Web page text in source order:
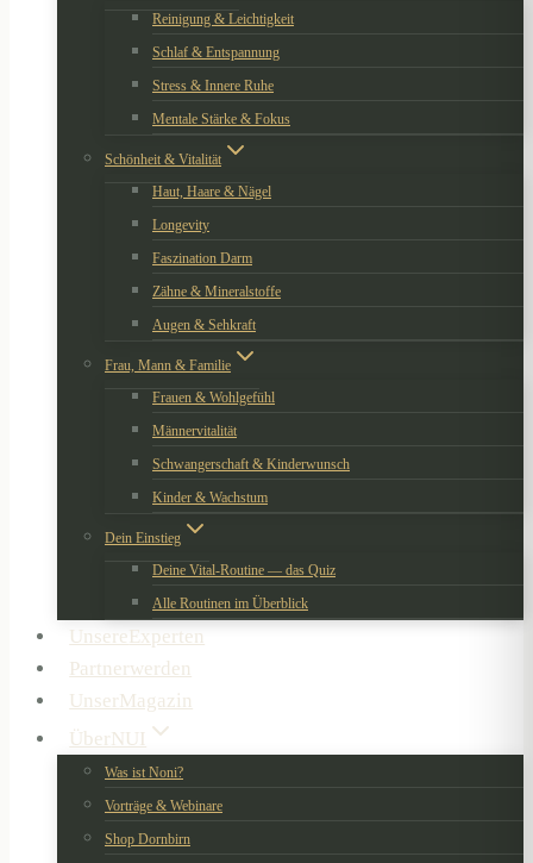
Reinigung & Leichtigkeit
Schlaf & Entspannung
Stress & Innere Ruhe
Mentale Stärke & Fokus
Schönheit & Vitalität
Haut, Haare & Nägel
Longevity
Faszination Darm
Zähne & Mineralstoffe
Augen & Sehkraft
Frau, Mann & Familie
Frauen & Wohlgefühl
Männervitalität
Schwangerschaft & Kinderwunsch
Kinder & Wachstum
Dein Einstieg
Deine Vital-Routine — das Quiz
Alle Routinen im Überblick
Unsere Experten
Partnerwerden
UnserMagazin
ÜberNUI
Was ist Noni?
Vorträge & Webinare
Shop Dornbirn